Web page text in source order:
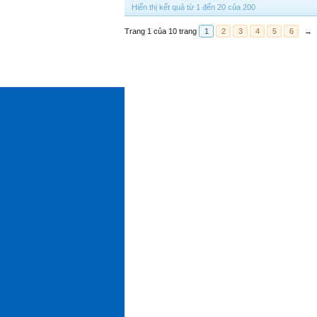
Hiển thị kết quả từ 1 đến 20 của 200
Trang 1 của 10 trang 1 2 3 4 5 6 →